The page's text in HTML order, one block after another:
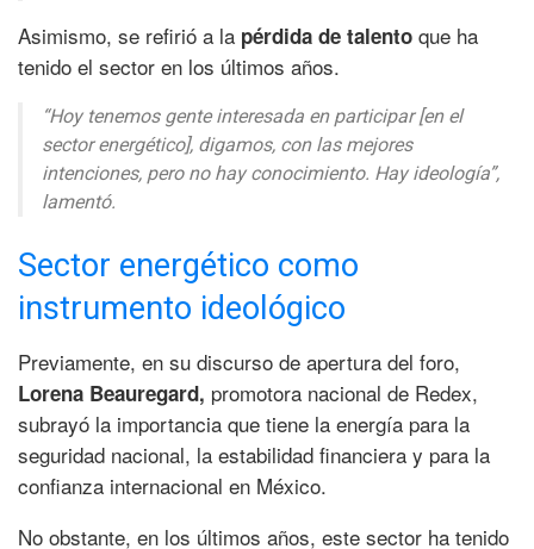
Asimismo, se refirió a la pérdida de talento que ha
tenido el sector en los últimos años.
“Hoy tenemos gente interesada en participar [en el
sector energético], digamos, con las mejores
intenciones, pero no hay conocimiento. Hay ideología”,
lamentó.
Sector energético como
instrumento ideológico
Previamente, en su discurso de apertura del foro,
Lorena Beauregard, promotora nacional de Redex,
subrayó la importancia que tiene la energía para la
seguridad nacional, la estabilidad financiera y para la
confianza internacional en México.
No obstante, en los últimos años, este sector ha tenido